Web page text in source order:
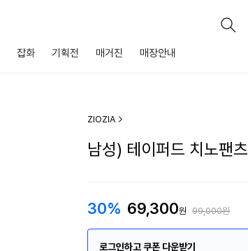
잡화 기획전 매거진 매장안내
ZIOZIA
남성) 테이퍼드 치노팬츠
30% 69,300원 99,000원
로그인하고 쿠폰 다운받기